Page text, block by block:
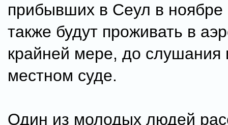
прибывших в Сеул в ноябре
также будут проживать в
крайней мере, до слушания
местном суде.
Один из молодых людей